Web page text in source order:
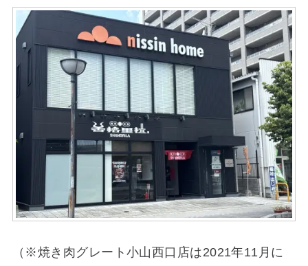
（※焼き肉グレート小山西口店は2021年11月に